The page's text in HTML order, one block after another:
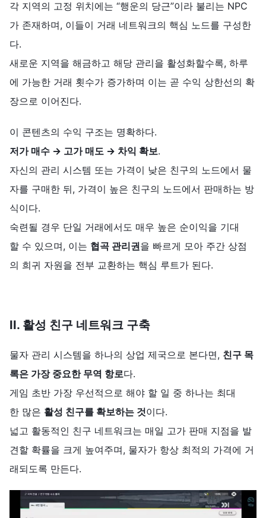
각 지역의 고정 위치에는 “행운의 당근”이라 불리는 NPC
가 존재하며, 이들이 거래 네트워크의 핵심 노드를 구성한
다.
새로운 지역을 해금하고 해당 관리을 활성화할수록, 하루
에 가능한 거래 횟수가 증가하며 이는 곧 수익 상한선의 확
장으로 이어진다.
이 콘텐츠의 수익 구조는 명확하다.
저가 매수 → 고가 매도 → 차익 확보.
자신의 관리 시스템 또는 가격이 낮은 친구의 노드에서 물
자를 구매한 뒤, 가격이 높은 친구의 노드에서 판매하는 방
식이다.
숙련될 경우 단일 거래에서도 매우 높은 순이익을 기대
할 수 있으며, 이는 협곡 관리권을 빠르게 모아 주간 상점
의 희귀 자원을 전부 교환하는 핵심 루트가 된다.
II. 활성 친구 네트워크 구축
물자 관리 시스템을 하나의 상업 제국으로 본다면, 친구 목
록은 가장 중요한 무역 항로다.
게임 초반 가장 우선적으로 해야 할 일 중 하나는 최대
한 많은 활성 친구를 확보하는 것이다.
넓고 활동적인 친구 네트워크는 매일 고가 판매 지점을 발
견할 확률을 크게 높여주며, 물자가 항상 최적의 가격에 거
래되도록 만든다.